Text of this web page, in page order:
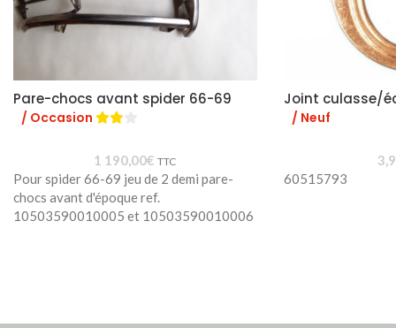
Pare-chocs avant spider 66-69
/ Occasion
1 190,00€ TTC
Pour spider 66-69 jeu de 2 demi pare-
chocs avant d'époque ref.
10503590010005 et 10503590010006
Joint culasse/
/ Neuf
60515793